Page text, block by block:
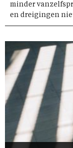
minder
en dreigingen